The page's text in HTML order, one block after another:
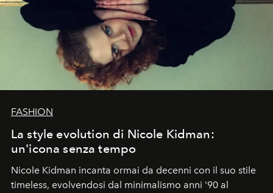
FASHION
La style evolution di Nicole Kidman:
un'icona senza tempo
Nicole Kidman incanta ormai da decenni con il suo stile
timeless, evolvendosi dal minimalismo anni '90 al